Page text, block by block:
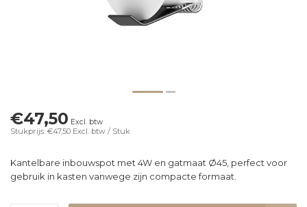
€47,50 Excl. btw
Stukprijs: €47,50 Excl. btw / Stuk
Kantelbare inbouwspot met 4W en gatmaat Ø45, perfect voor
gebruik in kasten vanwege zijn compacte formaat.